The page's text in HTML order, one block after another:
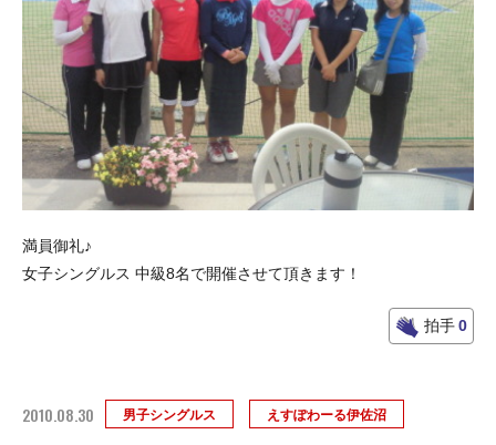
満員御礼♪
女子シングルス 中級8名で開催させて頂きます！
拍手0
2010.08.30 男子シングルス えすぽわーる伊佐沼